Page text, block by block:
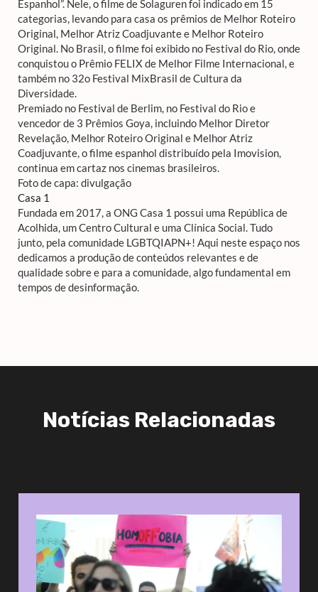
Espanhol”. Nele, o filme de Solaguren foi indicado em 15
categorias, levando para casa os prêmios de Melhor Roteiro
Original, Melhor Atriz Coadjuvante e Melhor Roteiro
Original. No Brasil, o filme foi exibido no Festival do Rio, onde
conquistou o Prêmio FELIX de Melhor Filme Internacional, e
também no 32o Festival MixBrasil de Cultura da
Diversidade.
Premiado no Festival de Berlim, no Festival do Rio e
vencedor de 3 Prêmios Goya, incluindo Melhor Diretor
Revelação, Melhor Roteiro Original e Melhor Atriz
Coadjuvante, o filme espanhol distribuído pela Imovision,
continua em cartaz nos cinemas brasileiros.
Foto de capa: divulgação
Casa 1
Fundada em 2017, a ONG Casa 1 possui uma República de
Acolhida, um Centro Cultural e uma Clínica Social. Tudo
junto, pela comunidade LGBTQIAPN+! Aqui neste espaço nos
dedicamos a produção de conteúdos relevantes e de
qualidade sobre e para a comunidade, algo fundamental em
tempos de desinformação.
Notícias Relacionadas